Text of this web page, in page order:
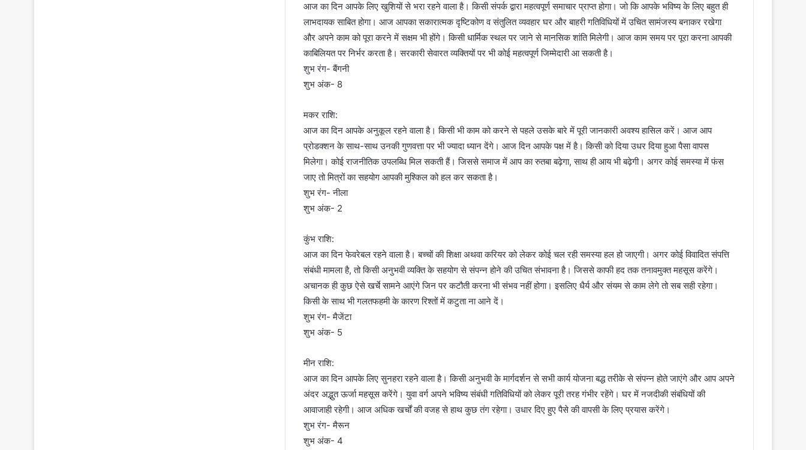
आज का दिन आपके लिए खुशियों से भरा रहने वाला है। किसी संपर्क द्वारा महत्वपूर्ण समाचार प्राप्त होगा। जो कि आपके भविष्य के लिए बहुत ही
लाभदायक साबित होगा। आज आपका सकारात्मक दृष्टिकोण व संतुलित व्यवहार घर और बाहरी गतिविधियों में उचित सामंजस्य बनाकर रखेगा
और अपने काम को पूरा करने में सक्षम भी होंगे। किसी धार्मिक स्थल पर जाने से मानसिक शांति मिलेगी। आज काम समय पर पूरा करना आपकी
काबिलियत पर निर्भर करता है। सरकारी सेवारत व्यक्तियों पर भी कोई महत्वपूर्ण जिम्मेदारी आ सकती है।
शुभ रंग- बैंगनी
शुभ अंक- 8
मकर राशि:
आज का दिन आपके अनुकूल रहने वाला है। किसी भी काम को करने से पहले उसके बारे में पूरी जानकारी अवश्य हासिल करें। आज आप
प्रोडक्शन के साथ-साथ उनकी गुणवत्ता पर भी ज्यादा ध्यान देंगे। आज दिन आपके पक्ष में है। किसी को दिया उधर दिया हुआ पैसा वापस
मिलेगा। कोई राजनीतिक उपलब्धि मिल सकती हैं। जिससे समाज में आप का रुतबा बढ़ेगा, साथ ही आय भी बढ़ेगी। अगर कोई समस्या में फंस
जाए तो मित्रों का सहयोग आपकी मुश्किल को हल कर सकता है।
शुभ रंग- नीला
शुभ अंक- 2
कुंभ राशि:
आज का दिन फेवरेबल रहने वाला है। बच्चों की शिक्षा अथवा करियर को लेकर कोई चल रही समस्या हल हो जाएगी। अगर कोई विवादित संपत्ति
संबंधी मामला है, तो किसी अनुभवी व्यक्ति के सहयोग से संपन्न होने की उचित संभावना है। जिससे काफी हद तक तनावमुक्त महसूस करेंगे।
अचानक ही कुछ ऐसे खर्चे सामने आएंगे जिन पर कटौती करना भी संभव नहीं होगा। इसलिए धैर्य और संयम से काम लेगे तो सब सही रहेगा।
किसी के साथ भी गलतफहमी के कारण रिश्तों में कटुता ना आने दें।
शुभ रंग- मैजेंटा
शुभ अंक- 5
मीन राशि:
आज का दिन आपके लिए सुनहरा रहने वाला है। किसी अनुभवी के मार्गदर्शन से सभी कार्य योजना बद्ध तरीके से संपन्न होते जाएंगे और आप अपने
अंदर अद्भुत ऊर्जा महसूस करेंगे। युवा वर्ग अपने भविष्य संबंधी गतिविधियों को लेकर पूरी तरह गंभीर रहेंगे। घर में नजदीकी संबंधियों की
आवाजाही रहेगी। आज अधिक खर्चों की वजह से हाथ कुछ तंग रहेगा। उधार दिए हुए पैसे की वापसी के लिए प्रयास करेंगे।
शुभ रंग- मैरून
शुभ अंक- 4